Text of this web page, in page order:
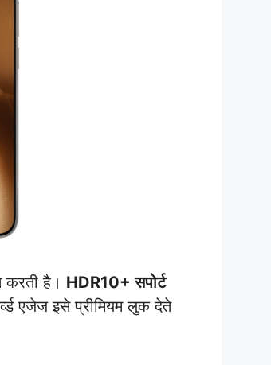
करती है। HDR10+ सपोर्ट
एजेज इसे प्रीमियम लुक देते